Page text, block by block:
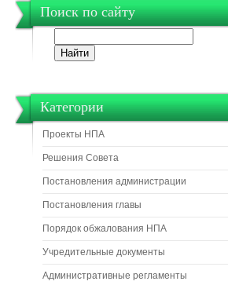
Поиск по сайту
Категории
Проекты НПА
Решения Совета
Постановления администрации
Постановления главы
Порядок обжалования НПА
Учредительные документы
Административные регламенты